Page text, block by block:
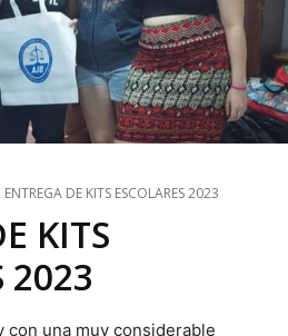
ENTREGA DE KITS ESCOLARES 2023
KITS
2023
con una muy considerable